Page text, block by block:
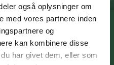
også oplysninger om
med vores partnere inden
og
kan kombinere disse
har givet dem, eller som
12 og 14
Tourell Søderberg, sanger
Solvang, Værtskabet i